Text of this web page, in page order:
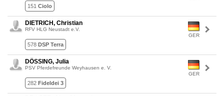
151 Ciolo
GER
DIETRICH, Christian
RFV HLG Neustadt e.V.
578 DSP Terra
GER
DÖSSING, Julia
PSV Pferdefreunde Weyhausen e. V.
282 Fideldei 3